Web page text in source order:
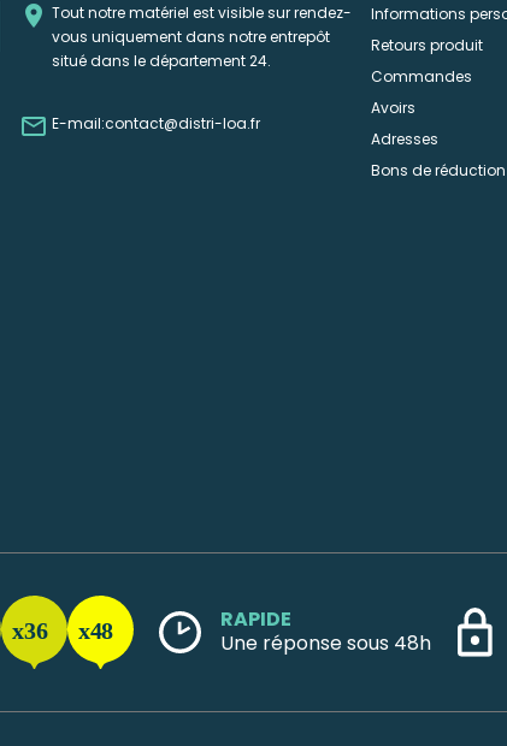
Informations
Retours produit
Commandes
Avoirs
Adresses
Bons de réduction
 Tout notre matériel est visible sur rendez-
vous uniquement dans notre entrepôt
situé dans le département 24.
 E-mail:contact@distri-loa.fr
RAPIDE
Une réponse sous 48h